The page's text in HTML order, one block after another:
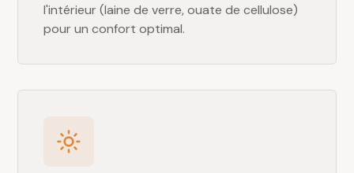
l'intérieur (laine de verre, ouate de cellulose)
pour un confort optimal.